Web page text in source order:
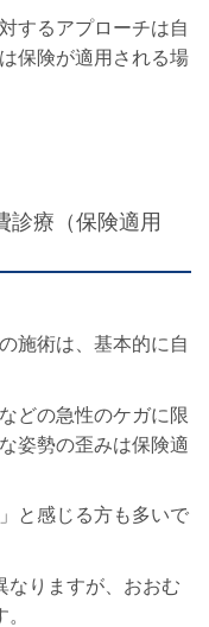
するアプローチは自
保険が適用される場
診療（保険適用
施術は、基本的に自
どの急性のケガに限
姿勢の歪みは保険適
と感じる方も多いで
なりますが、おおむ